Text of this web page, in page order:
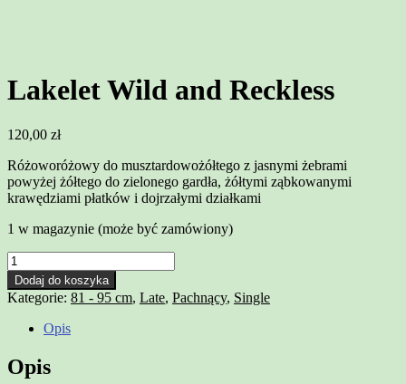
Lakelet Wild and Reckless
120,00 zł
Różoworóżowy do musztardowożółtego z jasnymi żebrami
powyżej żółtego do zielonego gardła, żółtymi ząbkowanymi
krawędziami płatków i dojrzałymi działkami
1 w magazynie (może być zamówiony)
Dodaj do koszyka
Kategorie: 81 - 95 cm, Late, Pachnący, Single
Opis
Opis